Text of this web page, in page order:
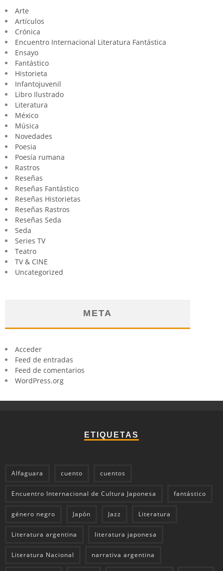
Arte
Artículos
Crónica
Encuentro Internacional Literatura Fantástica
Ensayo
Fantástico
Historieta
Infantojuvenil
Libro Ilustrado
Literatura
México
Música
Novedades
Poesia
Poesía rumana
Rastros
Reseñas
Reseñas Fantástico
Reseñas Historietas
Reseñas Rastros
Reseñas Seda
Seda
Series TV
Teatro
TV & CINE
Uncategorized
META
Acceder
Feed de entradas
Feed de comentarios
WordPress.org
ETIQUETAS
Alfaguara cuento cuentos
Encuentro Internacional de Cultura Japonesa fantástico
género negro Japón Jazz Literatura
Literatura argentina literatura japonesa
Literatura Nacional narrativa argentina